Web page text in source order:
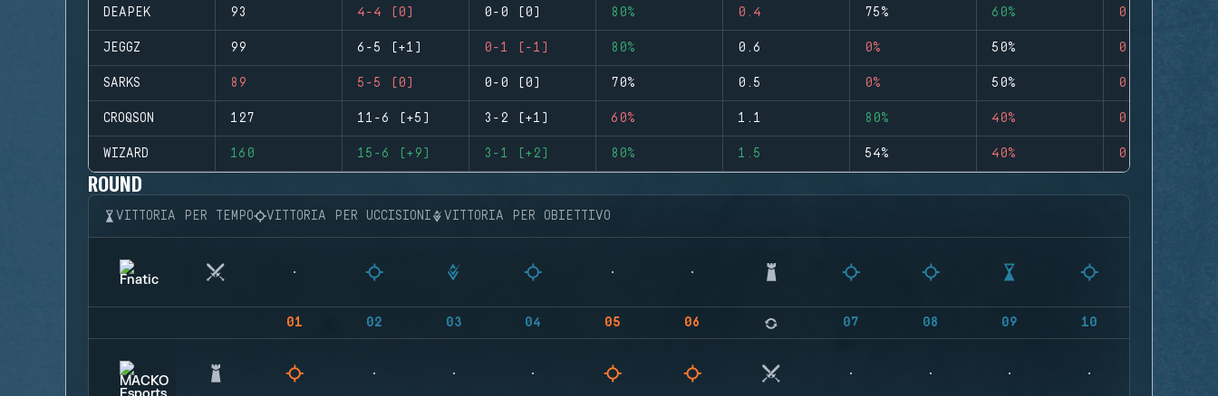
DEAPEK 93 4-4 (0) 0-0 (0) 80% 0.4 75% 60% 0
JEGGZ 99 6-5 (+1) 0-1 (-1) 80% 0.6 0% 50% 0
SARKS 89 5-5 (0) 0-0 (0) 70% 0.5 0% 50% 0
CROQSON 127 11-6 (+5) 3-2 (+1) 60% 1.1 80% 40% 0
WIZARD 160 15-6 (+9) 3-1 (+2) 80% 1.5 54% 40% 0
ROUND
VITTORIA PER TEMPO VITTORIA PER UCCISIONI VITTORIA PER OBIETTIVO
01 02 03 04 05 06 07 08 09 10